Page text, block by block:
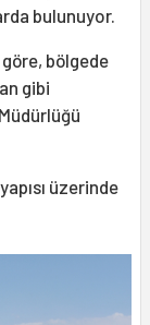
bulunuyor.
göre, bölgede
gibi
üzerinde